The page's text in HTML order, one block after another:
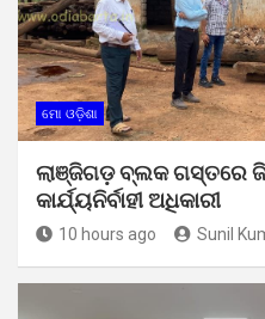
ମୋ ଓଡ଼ିଶା
ଲାଞ୍ଜିଗଡ଼ ବ୍ଲକ ଗସ୍ତରେ
କାର୍ଯ୍ୟନିର୍ବାହୀ ଅଧିକାରୀ
10 hours ago Sunil